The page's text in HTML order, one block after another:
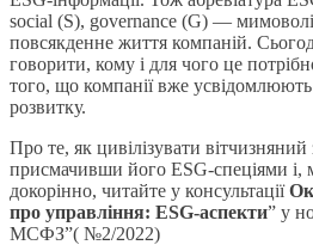
social (S), governance (G) —
повсякденне життя компаній.
говорити, кому і для чого це
того, що компанії вже усвідомлюють
розвитку.
Про те, як цивілізувати вітчизняний
присмачивши його ESG-спеціями
докорінно, читайте у консультації
про управління: ESG-аспекти” у
МСФЗ”( №2/2022)